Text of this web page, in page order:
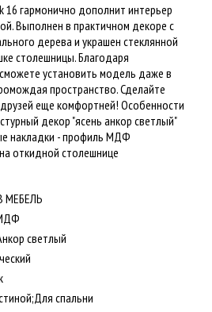
16 гармонично дополнит интерьер
Выполнен в практичном декоре с
дерева и украшен стеклянной
столешницы. Благодаря
установить модель даже в
пространство. Сделайте
друзей еще комфортней! Особенности
декор "ясень анкор светлый"
накладки - профиль МДФ
откидной столешнице
МЕБЕЛЬ
светлый
спальни